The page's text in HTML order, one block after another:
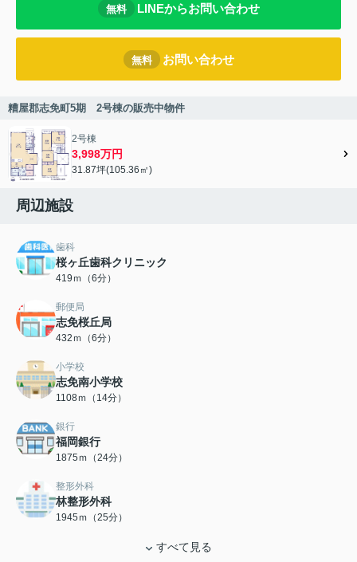
無料 LINEからお問い合わせ
無料 お問い合わせ
糟屋郡志免町5期 2号棟の販売中物件
2号棟
3,998万円
31.87坪(105.36㎡)
周辺施設
歯科
桜ヶ丘歯科クリニック
419ｍ（6分）
郵便局
志免桜丘局
432ｍ（6分）
小学校
志免南小学校
1108ｍ（14分）
銀行
福岡銀行
1875ｍ（24分）
整形外科
林整形外科
1945ｍ（25分）
すべて見る